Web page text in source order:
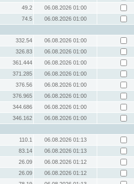
49.2
06.08.2026 01:00
74.5
06.08.2026 01:00
332.54
06.08.2026 01:00
326.83
06.08.2026 01:00
361.444
06.08.2026 01:00
371.285
06.08.2026 01:00
376.56
06.08.2026 01:00
376.965
06.08.2026 01:00
344.686
06.08.2026 01:00
346.162
06.08.2026 01:00
110.1
06.08.2026 01:13
83.14
06.08.2026 01:13
26.09
06.08.2026 01:12
26.09
06.08.2026 01:12